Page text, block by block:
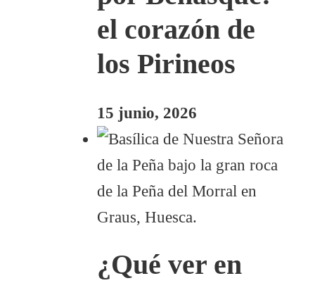
el corazón de
los Pirineos
15 junio, 2026
¿Qué ver en